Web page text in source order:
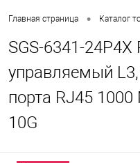
Главная страница • Каталог
SGS-6341-
управляемый
портa RJ45
10G